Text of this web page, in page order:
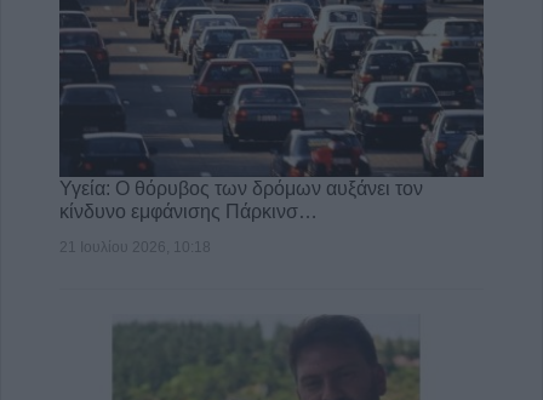
Υγεία: Ο θόρυβος των δρόμων αυξάνει τον
κίνδυνο εμφάνισης Πάρκινσ…
21 Ιουλίου 2026, 10:18